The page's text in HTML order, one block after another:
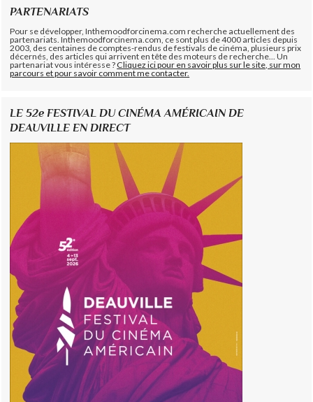
PARTENARIATS
Pour se développer, Inthemoodforcinema.com recherche actuellement des
partenariats. Inthemoodforcinema.com, ce sont plus de 4000 articles depuis
2003, des centaines de comptes-rendus de festivals de cinéma, plusieurs prix
décernés, des articles qui arrivent en tête des moteurs de recherche... Un
partenariat vous intéresse ?Cliquez ici pour en savoir plus sur le site, sur mon
parcours et pour savoir comment me contacter.
LE 52e FESTIVAL DU CINÉMA AMÉRICAIN DE
DEAUVILLE EN DIRECT